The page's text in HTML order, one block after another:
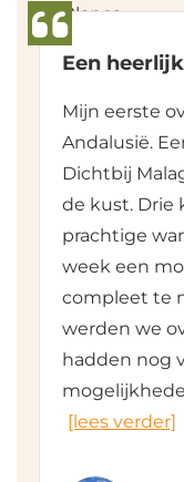
Een
Mijn eerste
Andalusië.
Dichtbij
de kust. Drie
prachtige
week een
compleet te
werden we
hadden nog
[lees verder]